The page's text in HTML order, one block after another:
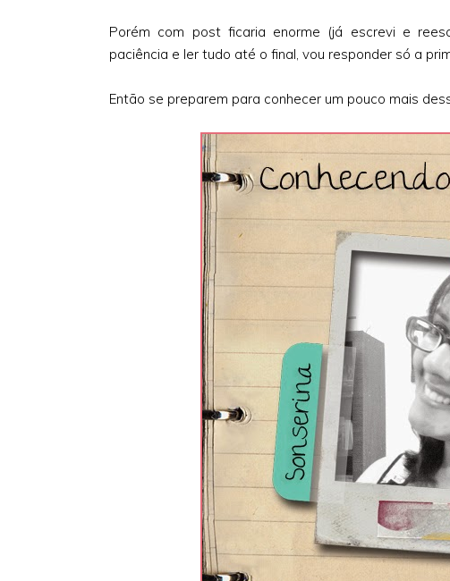
Porém com post ficaria enorme (já escrevi e
paciência e ler tudo até o final, vou responder só a
Então se preparem para conhecer um pouco mais